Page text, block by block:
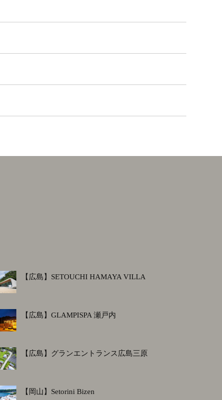
【広島】SETOUCHI HAMAYA VILLA
【広島】GLAMPISPA 瀬戸内
【広島】グランエントランス広島三原
【岡山】Setorini Bizen